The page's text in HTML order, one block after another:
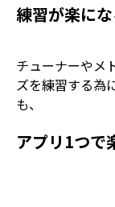
練習が楽に
チューナーやメ
ズを練習する為
も、
アプリ1つで